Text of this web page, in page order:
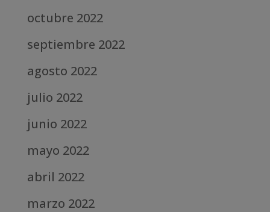
octubre 2022
septiembre 2022
agosto 2022
julio 2022
junio 2022
mayo 2022
abril 2022
marzo 2022